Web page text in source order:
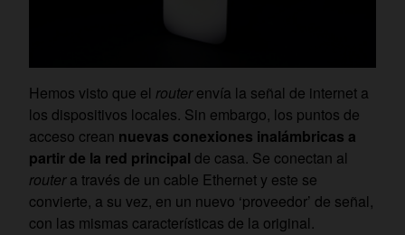
Hemos visto que el routerenvía la señal de internet a
los dispositivos locales. Sin embargo, los puntos de
acceso crean nuevas conexiones inalámbricas a
partir de la red principal de casa. Se conectan al
routera través de un cable Ethernet y este se
convierte, a su vez, en un nuevo ‘proveedor’ de señal,
con las mismas características de la original.